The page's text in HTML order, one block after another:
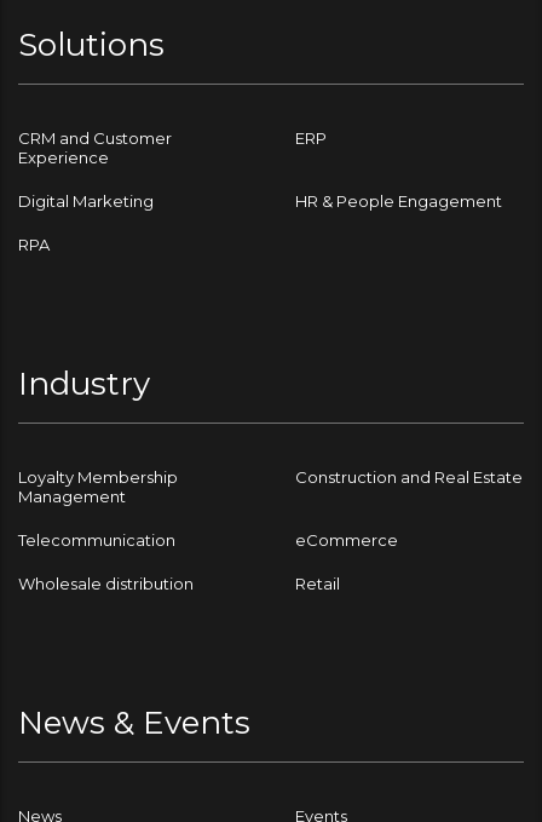
Solutions
CRM and Customer
Experience
ERP
Digital Marketing HR & People Engagement
RPA
Industry
Loyalty Membership
Management
Construction and Real Estate
Telecommunication eCommerce
Wholesale distribution Retail
News & Events
News Events